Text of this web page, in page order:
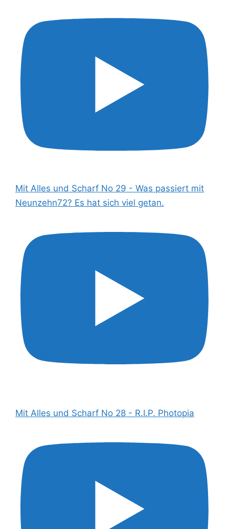
Mit Alles und Scharf No 29 - Was passiert mit
Neunzehn72? Es hat sich viel getan.
Mit Alles und Scharf No 28 - R.I.P. Photopia